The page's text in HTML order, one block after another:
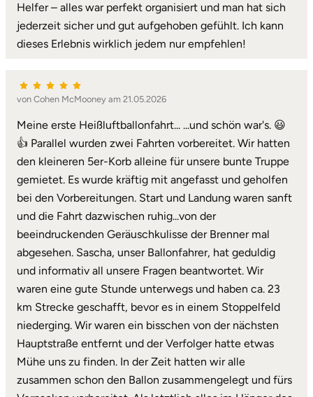
Helfer – alles war perfekt organisiert und man hat sich
jederzeit sicher und gut aufgehoben gefühlt. Ich kann
dieses Erlebnis wirklich jedem nur empfehlen!
von Cohen McMooney am 21.05.2026
Meine erste Heißluftballonfahrt... ...und schön war's. 😃
👍 Parallel wurden zwei Fahrten vorbereitet. Wir hatten
den kleineren 5er-Korb alleine für unsere bunte Truppe
gemietet. Es wurde kräftig mit angefasst und geholfen
bei den Vorbereitungen. Start und Landung waren sanft
und die Fahrt dazwischen ruhig...von der
beeindruckenden Geräuschkulisse der Brenner mal
abgesehen. Sascha, unser Ballonfahrer, hat geduldig
und informativ all unsere Fragen beantwortet. Wir
waren eine gute Stunde unterwegs und haben ca. 23
km Strecke geschafft, bevor es in einem Stoppelfeld
niederging. Wir waren ein bisschen von der nächsten
Hauptstraße entfernt und der Verfolger hatte etwas
Mühe uns zu finden. In der Zeit hatten wir alle
zusammen schon den Ballon zusammengelegt und fürs